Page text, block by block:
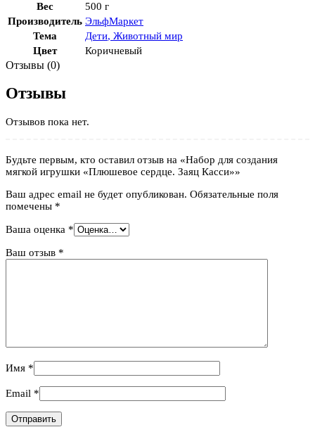
Вес
500 г
Производитель ЭльфМаркет
Тема
Дети, Животный мир
Цвет
Коричневый
Отзывы (0)
Отзывы
Отзывов пока нет.
Будьте первым, кто оставил отзыв на «Набор для создания
мягкой игрушки «Плюшевое сердце. Заяц Касси»»
Ваш адрес email не будет опубликован. Обязательные поля
помечены *
Ваша оценка *
Ваш отзыв *
Имя *
Email *